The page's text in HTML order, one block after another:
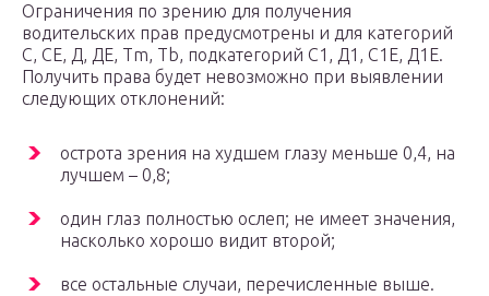
Ограничения по зрению для получения
водительских прав предусмотрены и для категорий
С, СЕ, Д, ДЕ, Тm, Tb, подкатегорий С1, Д1, С1Е, Д1Е.
Получить права будет невозможно при выявлении
следующих отклонений:
острота зрения на худшем глазу меньше 0,4, на
лучшем – 0,8;
один глаз полностью ослеп; не имеет значения,
насколько хорошо видит второй;
все остальные случаи, перечисленные выше.